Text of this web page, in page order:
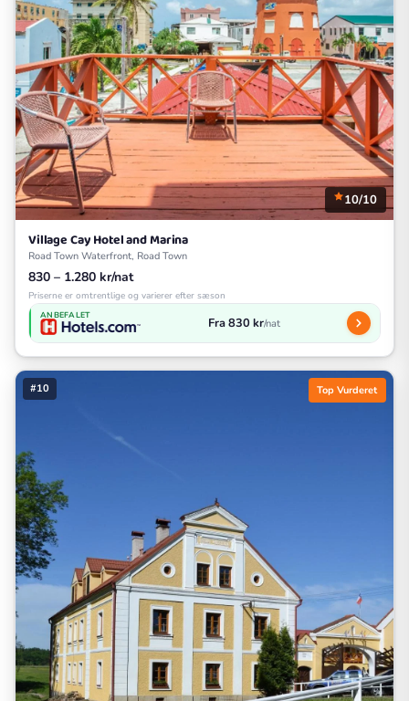
10/10
Village Cay Hotel and Marina
Road Town Waterfront, Road Town
830 – 1.280 kr/nat
Priserne er omtrentlige og varierer efter sæson
ANBEFALET Fra 830 kr/nat
#10 Top Vurderet